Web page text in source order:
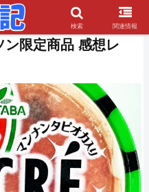
限定商品 感想レ
検索 関連情報